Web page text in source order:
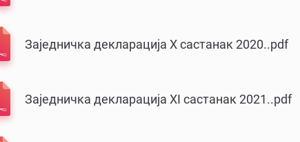
Заједничка декларација X састанак 2020..pdf
Заједничка декларација XI састанак 2021..pdf